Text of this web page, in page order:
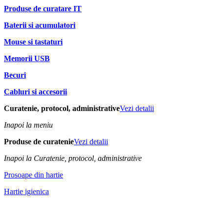
Produse de curatare IT
Baterii si acumulatori
Mouse si tastaturi
Memorii USB
Becuri
Cabluri si accesorii
Curatenie, protocol, administrativeVezi detalii
Inapoi la meniu
Produse de curatenieVezi detalii
Inapoi la Curatenie, protocol, administrative
Prosoape din hartie
Hartie igienica